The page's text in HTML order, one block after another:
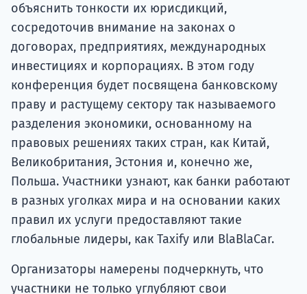
объяснить тонкости их юрисдикций,
сосредоточив внимание на законах о
договорах, предприятиях, международных
инвестициях и корпорациях. В этом году
конференция будет посвящена банковскому
праву и растущему сектору так называемого
разделения экономики, основанному на
правовых решениях таких стран, как Китай,
Великобритания, Эстония и, конечно же,
Польша. Участники узнают, как банки работают
в разных уголках мира и на основании каких
правил их услуги предоставляют такие
глобальные лидеры, как Taxify или BlaBlaCar.
Организаторы намерены подчеркнуть, что
участники не только углубляют свои